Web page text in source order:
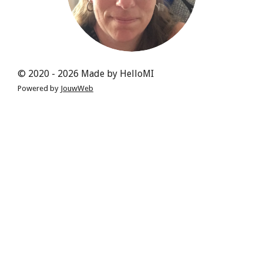
© 2020 - 2026 Made by HelloMI
Powered by JouwWeb